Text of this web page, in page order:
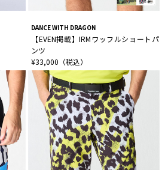
DANCE WITH DRAGON
【EVEN掲載】IRMワッフルショートパ
ンツ
¥33,000（税込）